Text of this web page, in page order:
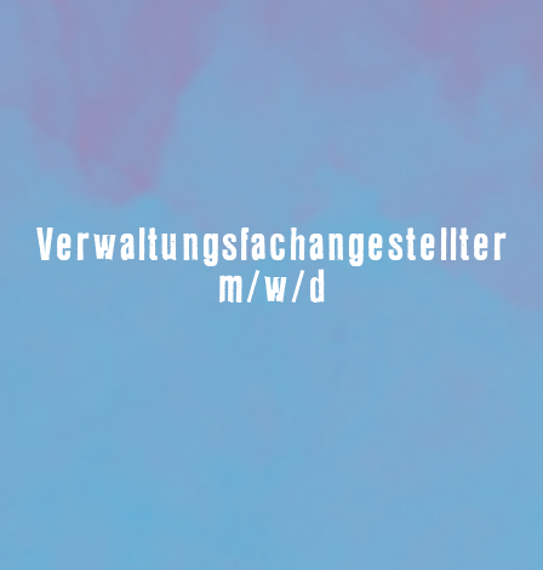
Verwaltungsfachangestellter
m/w/d